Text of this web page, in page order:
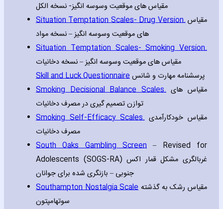
مقیاس های موقعیت وسوسه انگیز- نسخه الکل
Situation Temptation Scales- Drug Version.مقیاس
های موقعیت وسوسه انگیز – نسخه مواد
Situation Temptation Scales- Smoking Version.
مقیاس های موقعیت وسوسه انگیز – نسخه دخانیات
Skill and Luck Questionnaireپرسشنامه مهارت و شانس
Smoking Decisional Balance Scales.مقیاس های
توازن تصمیم گیری در مصرف دخانیات
Smoking Self-Efficacy Scales.مقیاس خودکارآمدی
مصرف دخانیات
South Oaks Gambling Screen – Revised for
Adolescents (SOGS-RA) غربالگری مشکل قمار اکس
جنوبی – بازنگری شده برای جوانان
Southampton Nostalgia Scaleمقياس رشک به گذشته
سوتهامپتون